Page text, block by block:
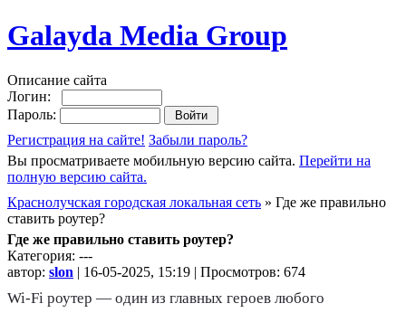
Galayda Media Group
Описание сайта
Логин:
Пароль:
Регистрация на сайте! Забыли пароль?
Вы просматриваете мобильную версию сайта. Перейти на
полную версию сайта.
Краснолучская городская локальная сеть » Где же правильно
ставить роутер?
Где же правильно ставить роутер?
Категория: ---
автор: slon | 16-05-2025, 15:19 | Просмотров: 674
Wi-Fi роутер — один из главных героев любого